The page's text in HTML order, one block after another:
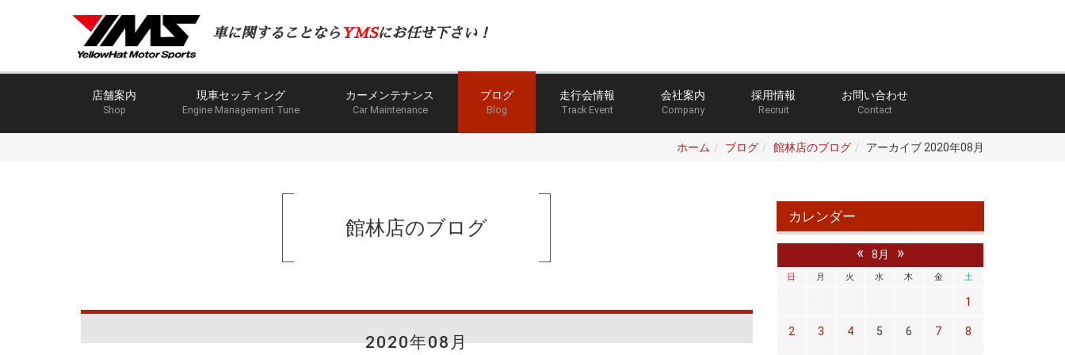
車に関することなら YMSにお任せ下さい！
店舗案内
Shop
現車セッティング
Engine Management Tune
カーメンテナンス
Car Maintenance
ブログ
Blog
走行会情報
Track Event
会社案内
Company
採用情報
Recruit
お問い合わせ
Contact
ホーム ブログ 館林店のブログ アーカイブ 2020年08月
館林店のブログ
2020年08月
カレンダー
« 8月 »
日 月 火 水 木 金 土
1
2 3 4 5 6 7 8